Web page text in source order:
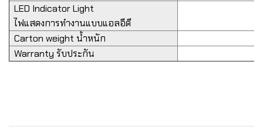
LED Indicator Light
ไฟแสดงการทำงานแบบแอลอีดี
Carton weight น้ำหนัก
Warranty รับประกัน